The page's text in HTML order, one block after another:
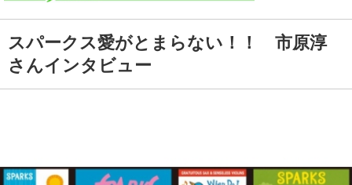
スパークス愛がとまらない！！ 市原淳
さんインタビュー